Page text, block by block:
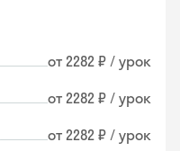
от 2282 ₽ / урок
от 2282 ₽ / урок
от 2282 ₽ / урок